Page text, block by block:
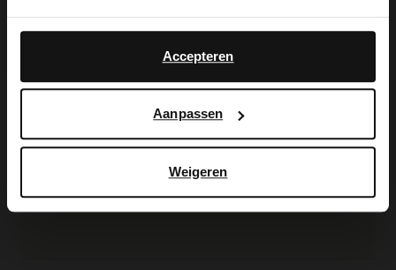
Accepteren
Aanpassen
Weigeren
Beige suède schoudertas van Manfield.
De afmeting van deze tas is 25x20x6 cm
drukknoop en heeft een ritssluiting.
English